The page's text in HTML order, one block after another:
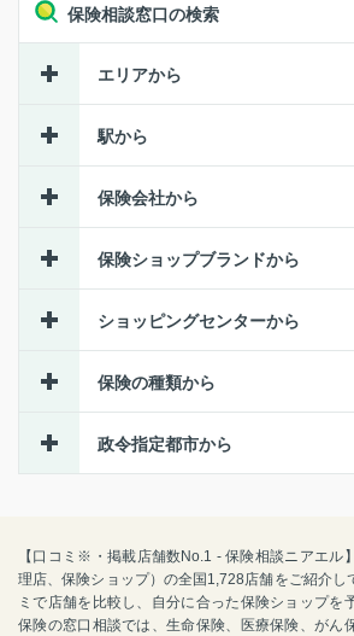
保険相談窓口の検索
エリアから
駅から
保険会社から
保険ショップブランドから
ショッピングセンターから
保険の種類から
政令指定都市から
【口コミ※・掲載店舗数No.1 - 保険相談ニアエル
理店、保険ショップ）の全国1,728店舗をご紹介し
ミで店舗を比較し、自分に合った保険ショップを
保険の窓口相談では、生命保険、医療保険、がん